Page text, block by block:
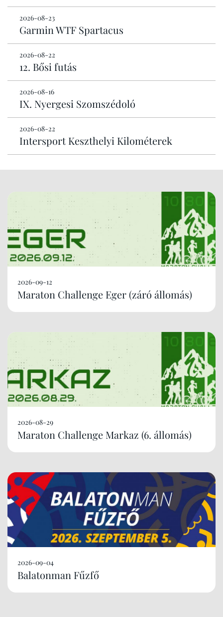
2026-08-23
Garmin WTF Spartacus
2026-08-22
12. Bősi futás
2026-08-16
IX. Nyergesi Szomszédoló
2026-08-22
Intersport Keszthelyi Kilométerek
2026-09-12
Maraton Challenge Eger (záró állomás)
2026-08-29
Maraton Challenge Markaz (6. állomás)
2026-09-04
Balatonman Fűzfő